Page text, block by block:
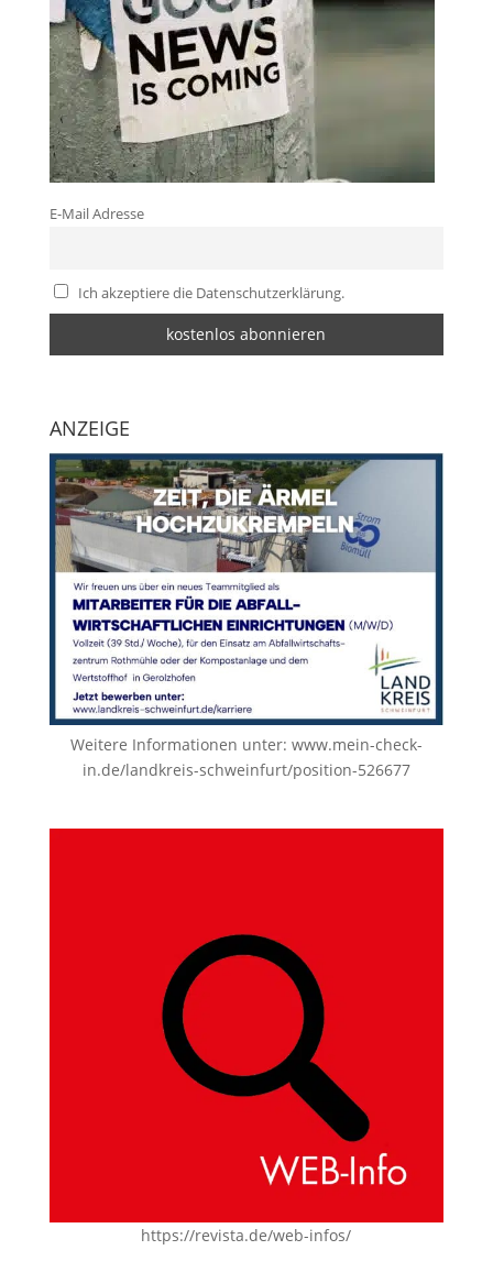
E-Mail Adresse
Ich akzeptiere die Datenschutzerklärung.
ANZEIGE
Weitere Informationen unter: www.mein-check-
in.de/landkreis-schweinfurt/position-526677
https://revista.de/web-infos/